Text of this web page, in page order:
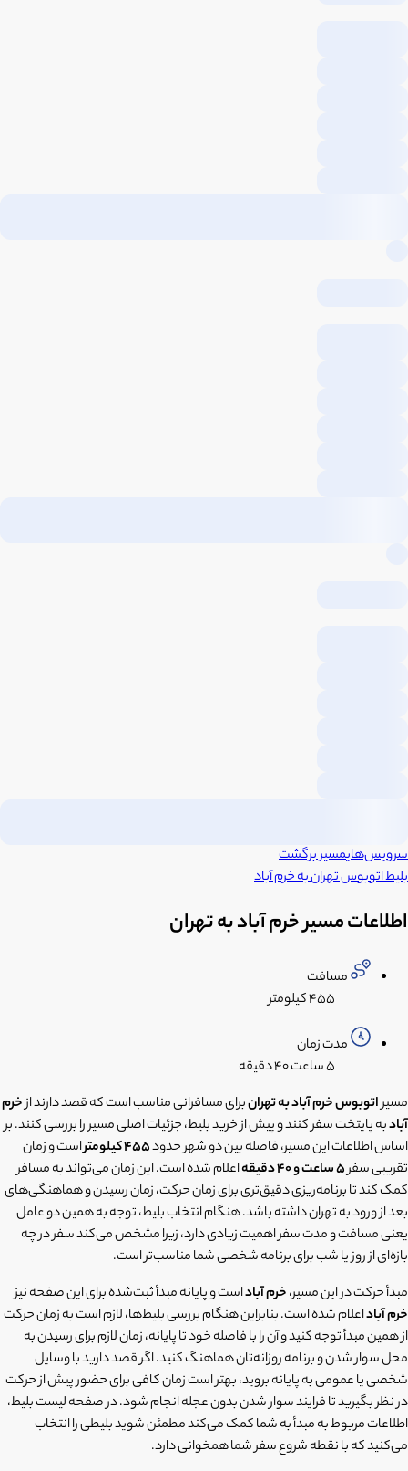
سرویس‌هایمسیر برگشت
بلیط اتوبوستهرانبهخرم آباد
اطلاعات مسیر خرم آباد به تهران
مسافت
۴۵۵ کیلومتر
مدت زمان
۵ ساعت
۴۰ دقیقه
مسیراتوبوس خرم آباد به تهرانبرای مسافرانی مناسب است که قصد دارند ازخرم
آبادبه پایتخت سفر کنند و پیش از خرید بلیط، جزئیات اصلی مسیر را بررسی کنند. بر
اساس اطلاعات این مسیر، فاصله بین دو شهر حدود455 کیلومتر
است و زمان
تقریبی سفر5 ساعت و 40 دقیقه
اعلام شده است. این زمان می‌تواند به مسافر
کمک کند تا برنامه‌ریزی دقیق‌تری برای زمان حرکت، زمان رسیدن و هماهنگی‌های
بعد از ورود به تهران داشته باشد. هنگام انتخاب بلیط، توجه به همین دو عامل
یعنی مسافت و مدت سفر اهمیت زیادی دارد، زیرا مشخص می‌کند سفر در چه
بازه‌ای از روز یا شب برای برنامه شخصی شما مناسب‌تر است.
مبدأ حرکت در این مسیر،خرم آباداست و پایانه مبدأ ثبت‌شده برای این صفحه نیز
خرم آباداعلام شده است. بنابراین هنگام بررسی بلیط‌ها، لازم است به زمان حرکت
از همین مبدأ توجه کنید و آن را با فاصله خود تا پایانه، زمان لازم برای رسیدن به
محل سوار شدن و برنامه روزانه‌تان هماهنگ کنید. اگر قصد دارید با وسایل
شخصی یا عمومی به پایانه بروید، بهتر است زمان کافی برای حضور پیش از حرکت
در نظر بگیرید تا فرایند سوار شدن بدون عجله انجام شود. در صفحه لیست بلیط،
اطلاعات مربوط به مبدأ به شما کمک می‌کند مطمئن شوید بلیطی را انتخاب
می‌کنید که با نقطه شروع سفر شما همخوانی دارد.